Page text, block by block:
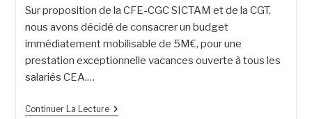
Sur proposition de la CFE-CGC SICTAM et de la CGT,
nous avons décidé de consacrer un budget
immédiatement mobilisable de 5M€, pour une
prestation exceptionnelle vacances ouverte à tous les
salariés CEA.…
Continuer La Lecture